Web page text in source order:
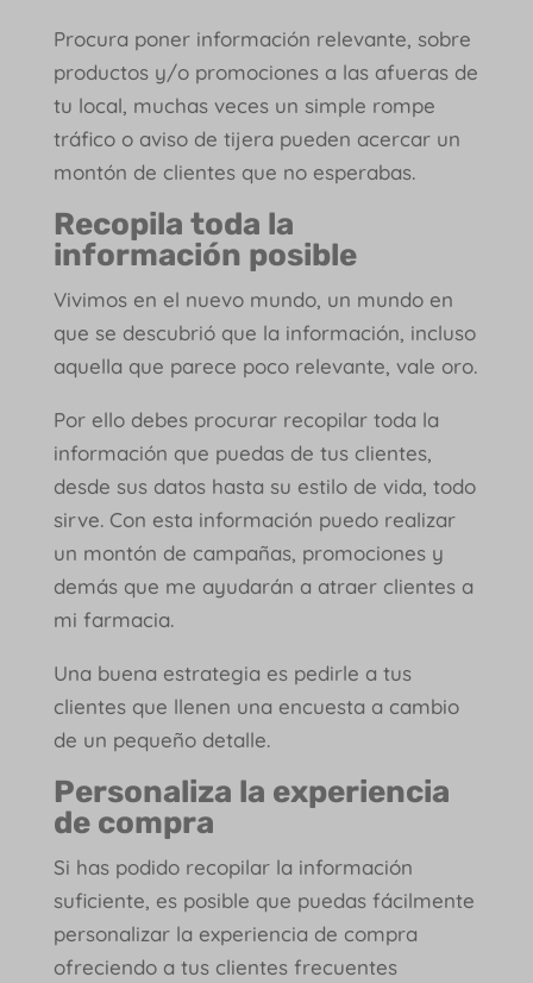
Procura poner información relevante, sobre
productos y/o promociones a las afueras de
tu local, muchas veces un simple rompe
tráfico o aviso de tijera pueden acercar un
montón de clientes que no esperabas.
Recopila toda la
información posible
Vivimos en el nuevo mundo, un mundo en
que se descubrió que la información, incluso
aquella que parece poco relevante, vale oro.
Por ello debes procurar recopilar toda la
información que puedas de tus clientes,
desde sus datos hasta su estilo de vida, todo
sirve. Con esta información puedo realizar
un montón de campañas, promociones y
demás que me ayudarán a atraer clientes a
mi farmacia.
Una buena estrategia es pedirle a tus
clientes que llenen una encuesta a cambio
de un pequeño detalle.
Personaliza la experiencia
de compra
Si has podido recopilar la información
suficiente, es posible que puedas fácilmente
personalizar la experiencia de compra
ofreciendo a tus clientes frecuentes